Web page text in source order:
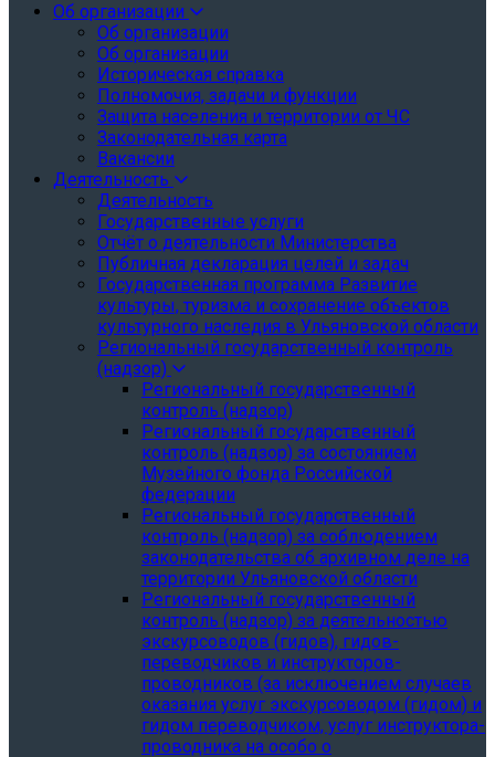
Об организации
Об организации
Об организации
Историческая справка
Полномочия, задачи и функции
Защита населения и территории от ЧС
Законодательная карта
Вакансии
Деятельность
Деятельность
Государственные услуги
Отчёт о деятельности Министерства
Публичная декларация целей и задач
Государственная программа Развитие
культуры, туризма и сохранение объектов
культурного наследия в Ульяновской области
Региональный государственный контроль
(надзор)
Региональный государственный
контроль (надзор)
Региональный государственный
контроль (надзор) за состоянием
Музейного фонда Российской
федерации
Региональный государственный
контроль (надзор) за соблюдением
законодательства об архивном деле на
территории Ульяновской области
Региональный государственный
контроль (надзор) за деятельностью
экскурсоводов (гидов), гидов-
переводчиков и инструкторов-
проводников (за исключением случаев
оказания услуг экскурсоводом (гидом) и
гидом переводчиком, услуг инструктора-
проводника на особо о